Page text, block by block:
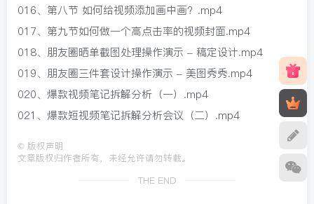
016、第八节 如何给视频添加画中画？.mp4
017、第九节如何做一个高点击率的视频封面.mp4
018、朋友圈晒单截图处理操作演示 – 稿定设计.mp4
019、朋友圈三件套设计操作演示 – 美图秀秀.mp4
020、爆款视频笔记拆解分析（一）.mp4
021、爆款短视频笔记拆解分析会议（二）.mp4
© 版权声明
文章版权归作者所有，未经允许请勿转载。
THE END